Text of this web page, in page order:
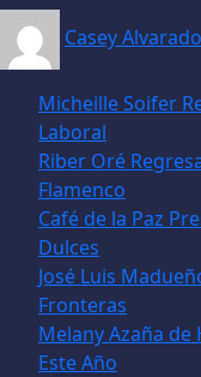
Casey
Micheille Soifer
Laboral
Riber Oré
Flamenco
Café de la Paz
Dulces
José Luis
Fronteras
Melany Azaña de
Este Año